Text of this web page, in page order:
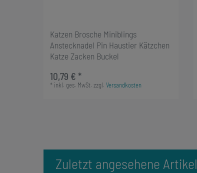
Katzen Brosche Miniblings
Anstecknadel Pin Haustier Kätzchen
Katze Zacken Buckel
10,79 € *
* inkl. ges. MwSt. zzgl. Versandkosten
Zuletzt angesehene Artikel